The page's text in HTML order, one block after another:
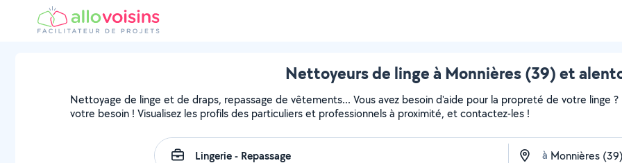
Nettoyeurs de linge à Monnières (39) et
Nettoyage de linge et de draps, repassage de vêtements... Vous avez besoin d'aide pour la propreté de votre linge
votre besoin ! Visualisez les profils des particuliers et professionnels à proximité, et contactez-les !
à